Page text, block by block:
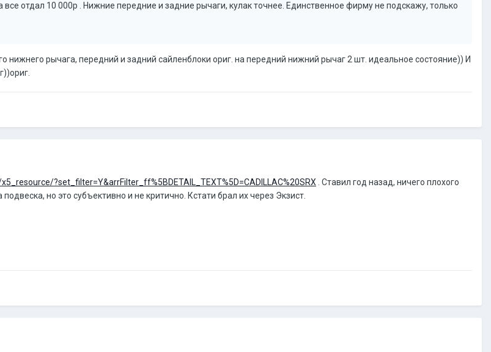
все отдал 10 000р . Нижние передние и задние рычаги, кулак точнее. Единственное фирму не подскажу, только
нижнего рычага, передний и задний сайленблоки ориг. на передний нижний рычаг 2 шт. идеальное состояние)) И
?set_filter=Y&arrFilter_ff%5BDETAIL_TEXT%5D=CADILLAC%20SRX . Ставил год назад, ничего плохого
но это субъективно и не критично. Кстати брал их через Экзист.